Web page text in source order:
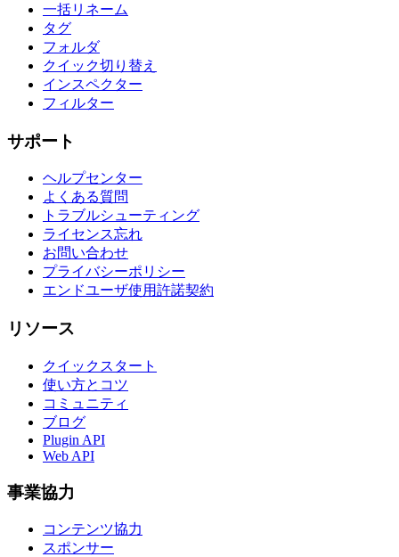
一括リネーム
タグ
フォルダ
クイック切り替え
インスペクター
フィルター
サポート
ヘルプセンター
よくある質問
トラブルシューティング
ライセンス忘れ
お問い合わせ
プライバシーポリシー
エンドユーザ使用許諾契約
リソース
クイックスタート
使い方とコツ
コミュニティ
ブログ
Plugin API
Web API
事業協力
コンテンツ協力
スポンサー